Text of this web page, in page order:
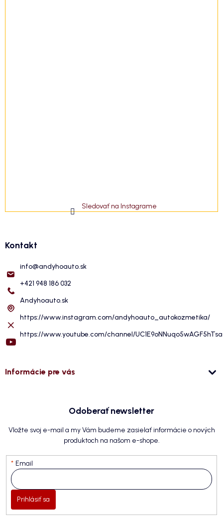
Sledovať na Instagrame
Kontakt
info@andyhoauto.sk
+421 948 186 032
Andyhoauto.sk
https://www.instagram.com/andyhoauto_autokozmetika/
https://www.youtube.com/channel/
Informácie pre vás
Odoberať newsletter
Vložte svoj e-mail a my Vám budeme zasielať informácie o nových
produktoch na našom e-shope.
Email
Prihlásiť sa